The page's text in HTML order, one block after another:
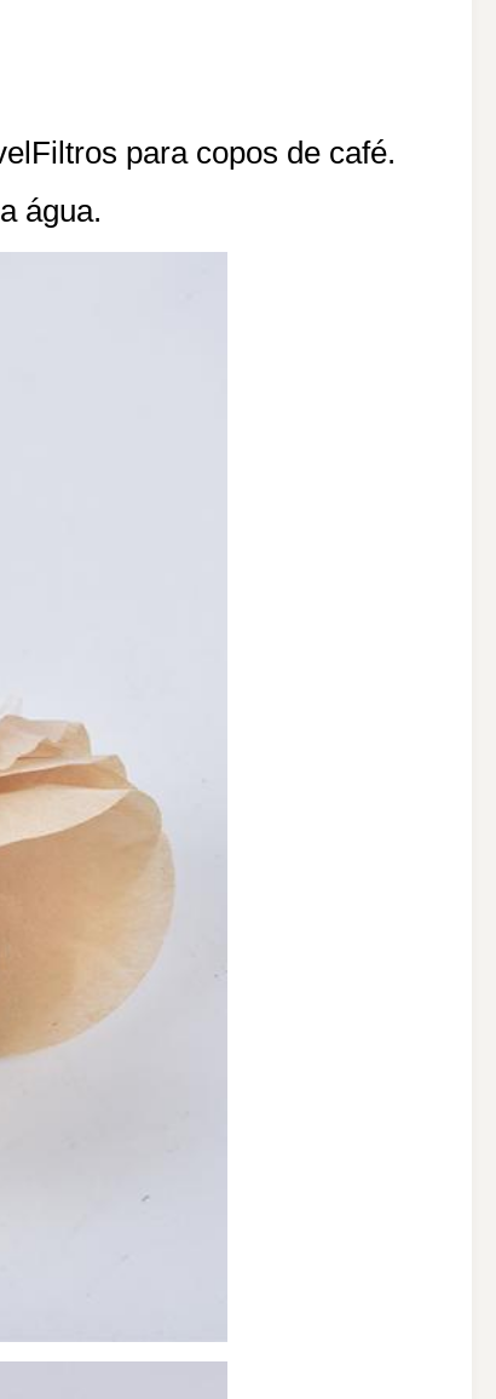
Filtros para copos de café.
água.